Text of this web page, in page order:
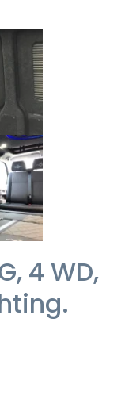
4 WD,